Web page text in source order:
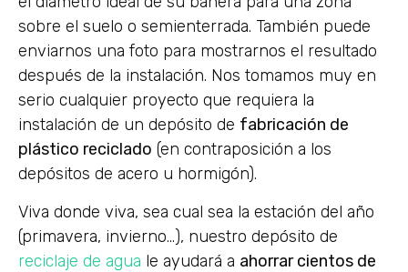
sobre el suelo o semienterrada. También puede
enviarnos una foto para mostrarnos el resultado
después de la instalación. Nos tomamos muy en
serio cualquier proyecto que requiera la
instalación de un depósito de fabricación de
plástico reciclado (en contraposición a los
depósitos de acero u hormigón).
Viva donde viva, sea cual sea la estación del año
(primavera, invierno…), nuestro depósito de
reciclaje de agua le ayudará a ahorrar cientos de